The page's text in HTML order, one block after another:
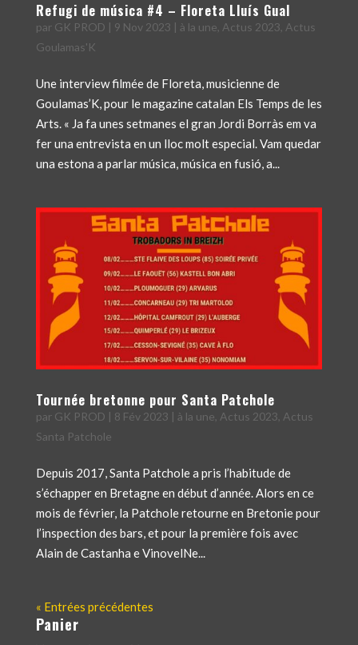
Refugi de música #4 – Floreta Lluís Gual
par GK PROD | 9 Nov 2023 | à la une Actus 2023 Actus
Goulamas'K
Une interview filmée de Floreta, musicienne de
Goulamas’K, pour le magazine catalan Els Temps de les
Arts. « Ja fa unes setmanes el gran Jordi Borràs em va
fer una entrevista en un lloc molt especial. Vam quedar
una estona a parlar música, música en fusió, a...
Tournée bretonne pour Santa Patchole
par GK PROD | 8 Fév 2023 | à la une Actus 2023 Actus
Santa Patchole
Depuis 2017, Santa Patchole a pris l’habitude de
s’échapper en Bretagne en début d’année. Alors en ce
mois de février, la Patchole retourne en Bretonie pour
l’inspection des bars, et pour la première fois avec
Alain de Castanha e VinovelNe...
« Entrées précédentes
Panier